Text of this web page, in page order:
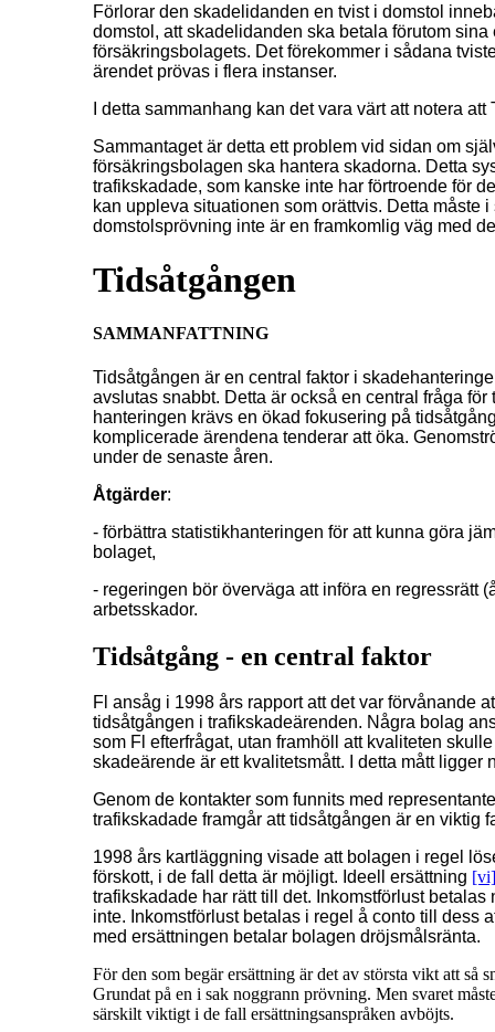
Förlorar den skadelidanden en tvist i domstol
domstol, att skadelidanden ska betala förutom
försäkringsbolagets. Det förekommer i sådana
ärendet prövas i flera instanser.
I detta sammanhang kan det vara värt att notera
Sammantaget är detta ett problem vid sidan om
försäkringsbolagen ska hantera skadorna. Detta
trafikskadade, som kanske inte har förtroende för
kan uppleva situationen som orättvis. Detta måste
domstolsprövning inte är en framkomlig väg med
Tidsåtgången
SAMMANFATTNING
Tidsåtgången är en central faktor i
avslutas snabbt. Detta är också en central fråga
hanteringen krävs en ökad fokusering på
komplicerade ärendena tenderar att öka.
under de senaste åren.
Åtgärder:
- förbättra statistikhanteringen för att kunna göra
bolaget,
- regeringen bör överväga att införa en regressrätt
arbetsskador.
Tidsåtgång - en central faktor
Fl ansåg i 1998 års rapport att det var förvånande
tidsåtgången i trafikskadeärenden. Några bolag
som Fl efterfrågat, utan framhöll att kvaliteten
skadeärende är ett kvalitetsmått. I detta mått
Genom de kontakter som funnits med
trafikskadade framgår att tidsåtgången är en viktig
1998 års kartläggning visade att bolagen i regel
förskott, i de fall detta är möjligt. Ideell ersättning [vi]
trafikskadade har rätt till det. Inkomstförlust
inte. Inkomstförlust betalas i regel å conto till dess
med ersättningen betalar bolagen dröjsmålsränta.
För den som begär ersättning är det av största vikt att
Grundat på en i sak noggrann prövning. Men svaret
särskilt viktigt i de fall ersättningsanspråken avböjts.